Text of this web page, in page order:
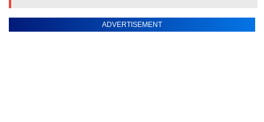
ADVERTISEMENT